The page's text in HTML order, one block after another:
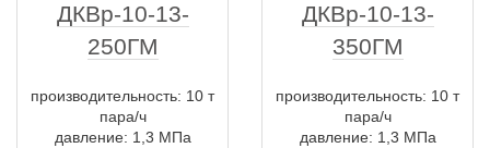
ДКВр-10-13-
250ГМ
производительность: 10 т
пара/ч
давление: 1,3 МПа
ДКВр-10-13-
350ГМ
производительность: 10 т
пара/ч
давление: 1,3 МПа